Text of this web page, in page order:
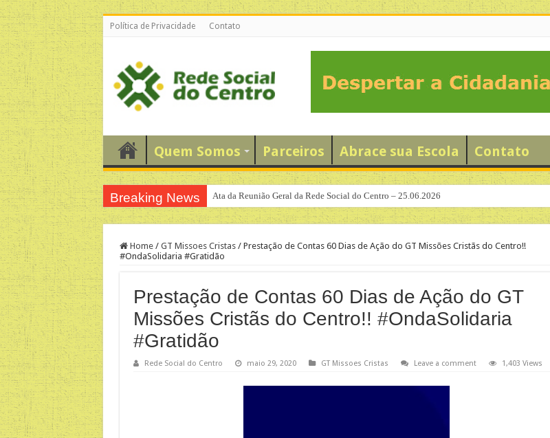
Política de Privacidade Contato
Quem Somos Parceiros Abrace sua Escola Contato
Breaking News Ata da Reunião Geral da Rede Social do Centro – 25.06.2026
Números do Evento “Mutirão Solidário da Família no Bixiga”
Home / GT Missoes Cristas / Prestação de Contas 60 Dias de Ação do GT Missões Cristãs do Centro!!
#OndaSolidaria #Gratidão
Prestação de Contas 60 Dias de Ação do GT
Missões Cristãs do Centro!! #OndaSolidaria
#Gratidão
Rede Social do Centro maio 29, 2020 GT Missoes Cristas Leave a comment 1,403 Views